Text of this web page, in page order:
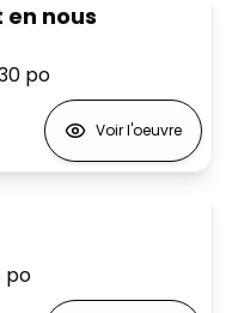
nous
po
Voir l'oeuvre
po